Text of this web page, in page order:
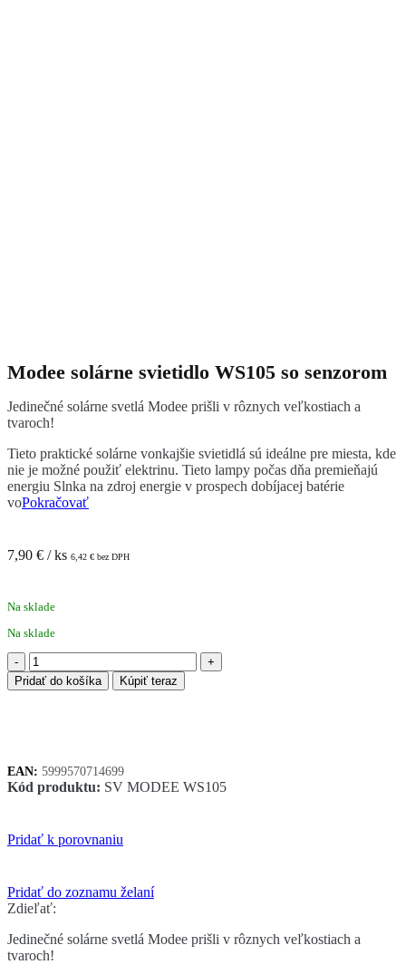
Modee solárne svietidlo WS105 so senzorom
Jedinečné solárne svetlá Modee prišli v rôznych veľkostiach a
tvaroch!
Tieto praktické solárne vonkajšie svietidlá sú ideálne pre miesta, kde
nie je možné použiť elektrinu. Tieto lampy počas dňa premieňajú
energiu Slnka na zdroj energie v prospech dobíjacej batérie
voPokračovať
7,90 € / ks 6,42 € bez DPH
Na sklade
Na sklade
množstvo
Modee
solárne
Pridať do košíka Kúpiť teraz
EAN: 5999570714699
Kód produktu: SV MODEE WS105
Pridať k porovnaniu
Pridať do zoznamu želaní
Zdieľať:
Jedinečné solárne svetlá Modee prišli v rôznych veľkostiach a
tvaroch!